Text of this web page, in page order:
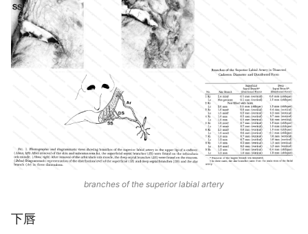
branches of the superior labial artery
下唇